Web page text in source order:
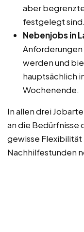
aber
festgelegt sind.
Nebenjobs in
werden und
hauptsächlich
Wochenende.
In allen drei
an die Bedürfnisse
gewisse Flexibilität
Nachhilfestunden